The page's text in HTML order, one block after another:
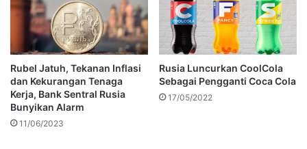
Rubel Jatuh, Tekanan Inflasi
dan Kekurangan Tenaga
Kerja, Bank Sentral Rusia
Bunyikan Alarm
11/06/2023
Rusia Luncurkan CoolCola
Sebagai Pengganti Coca Cola
17/05/2022